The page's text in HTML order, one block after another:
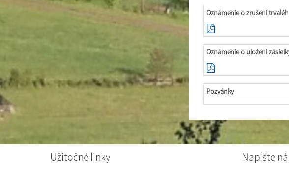
Oznámenie o zrušení
Oznámenie o uložení
Pozvánky
Napíšte
Užitočné linky